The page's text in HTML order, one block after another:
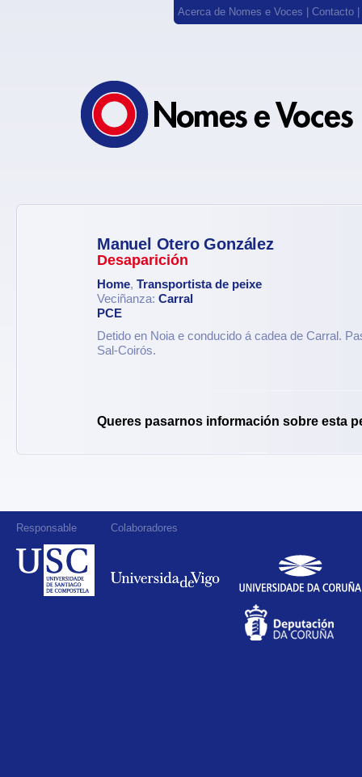
Acerca de Nomes e Voces Contacto
Manuel Otero González
Desaparición
Home, Transportista de peixe
Veciñanza: Carral
PCE
Detido en Noia e conducido á cadea de Carral.
Sal-Coirós.
Queres pasarnos información sobre esta
Responsable Colaboradores